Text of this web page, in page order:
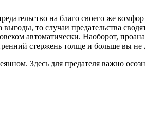
на благо своего же
то случаи предательства
автоматически. Наоборот,
стержень толще и больше вы не
Здесь для предателя важно